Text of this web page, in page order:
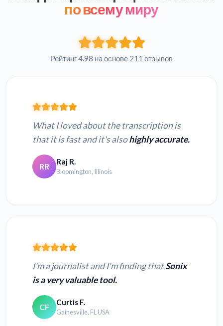
по всему миру
Рейтинг 4.98 на основе 211 отзывов
What I loved about the transcription is
that it is fast and it's alsohighly accurate.
RR Raj R.
Bloomington, Illinois
I'm a journalist and I'm finding thatSonix
is a very valuable tool.
CF Curtis F.
Gainesville, FL USA